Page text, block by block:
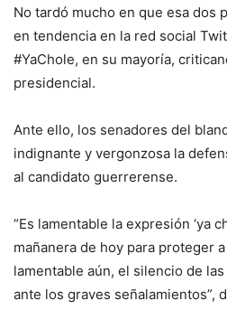
No tardó mucho en que esa dos
en tendencia en la red social
#YaChole, en su mayoría,
presidencial.
Ante ello, los senadores del
indignante y vergonzosa la
al candidato guerrerense.
“Es lamentable la expresión ‘ya
mañanera de hoy para proteger
lamentable aún, el silencio de
ante los graves señalamientos”,